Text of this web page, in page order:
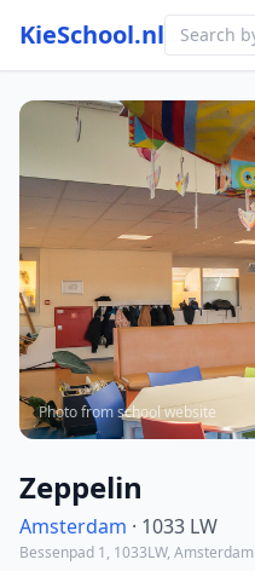
KieSchool.nl
Photo from school website
Zeppelin
Amsterdam · 1033 LW
Bessenpad 1, 1033LW, Amsterdam